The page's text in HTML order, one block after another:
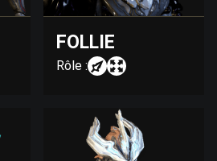
FOLLIE
Rôle :